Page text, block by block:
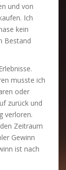
und von
Ich
kein
Bestand
musste ich
oder
zurück und
verloren.
Zeitraum
Gewinn
ist nach